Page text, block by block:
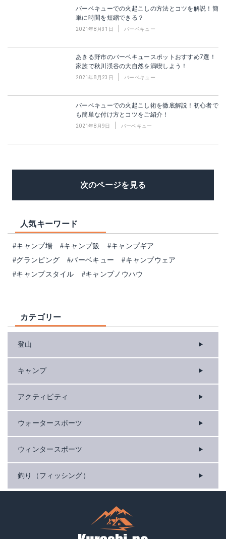
バーベキューでの火起こしの方法とコツを解説！簡
単に時間を短縮できる？
2021年8月31日 バーベキュー
あきる野市のバーベキュースポットおすすめ7選！
家族で秋川渓谷の大自然を満喫しよう！
2021年8月23日 バーベキュー
バーベキューでの火起こし術を徹底解説！初心者で
も簡単な付け方とコツをご紹介！
2021年8月9日 バーベキュー
次のページを見る
人気キーワード
#キャンプ場 #キャンプ飯
#キャンプギア
#グランピング
#バーベキュー
#キャンプウェア
#キャンプスタイル
#キャンプノウハウ
カテゴリー
登山
キャンプ
アクティビティ
ウォータースポーツ
ウィンタースポーツ
釣り（フィッシング）